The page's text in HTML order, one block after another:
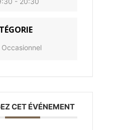
Occasionnel
CET ÉVÉNEMENT